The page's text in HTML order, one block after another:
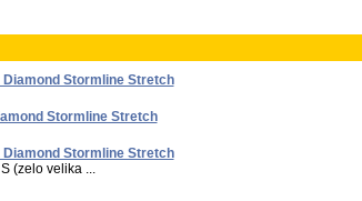
Stormline Stretch
Stormline Stretch
Stormline Stretch
(zelo velika ...